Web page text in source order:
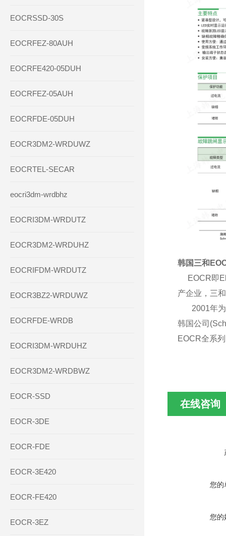
EOCRSSD-30S
EOCRFEZ-80AUH
EOCRFE420-05DUH
EOCRFEZ-05AUH
EOCRFDE-05DUH
EOCR3DM2-WRDUWZ
EOCRTEL-SECAR
eocri3dm-wrdbhz
EOCRI3DM-WRDUTZ
EOCR3DM2-WRDUHZ
EOCRIFDM-WRDUTZ
EOCR3BZ2-WRDUWZ
EOCRFDE-WRDB
EOCRI3DM-WRDUHZ
EOCR3DM2-WRDBWZ
EOCR-SSD
EOCR-3DE
EOCR-FDE
EOCR-3E420
EOCR-FE420
EOCR-3EZ
韩国三和
EOCR即
产企业，三
2001年为
韩国公司
EOCR全系
在线咨询
您的
您的